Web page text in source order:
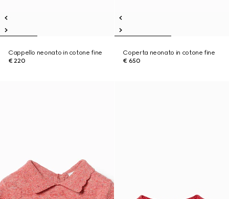
Cappello neonato in cotone fine
€ 220
Coperta neonato in cotone fine
€ 650